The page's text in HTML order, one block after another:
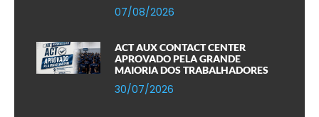
07/08/2026
ACT AUX CONTACT CENTER
APROVADO PELA GRANDE
MAIORIA DOS TRABALHADORES
30/07/2026